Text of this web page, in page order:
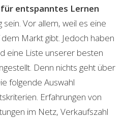
entspanntes Lernen
sein. Vor allem, weil es eine
Markt gibt. Jedoch haben
eine Liste unserer besten
Denn nichts geht über
folgende Auswahl
Erfahrungen von
im Netz, Verkaufszahl